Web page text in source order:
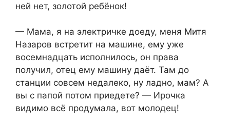
ней нет, золотой ребёнок!
— Мама, я на электричке доеду, меня Митя
Назаров встретит на машине, ему уже
восемнадцать исполнилось, он права
получил, отец ему машину даёт. Там до
станции совсем недалеко, ну ладно, мам? А
вы с папой потом приедете? — Ирочка
видимо всё продумала, вот молодец!